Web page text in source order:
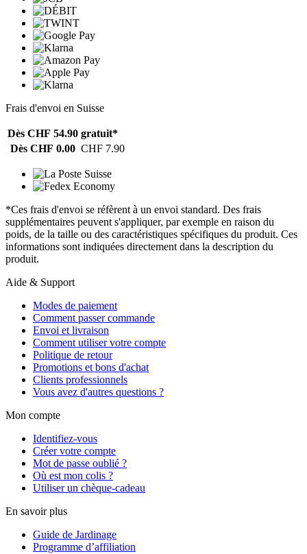
Frais d'envoi en Suisse
Dès CHF 54.90 gratuit*
Dès CHF 0.00 CHF 7.90
*Ces frais d'envoi se réfèrent à un envoi standard. Des frais
supplémentaires peuvent s'appliquer, par exemple en raison du
poids, de la taille ou des caractéristiques spécifiques du produit. Ces
informations sont indiquées directement dans la description du
produit.
Aide & Support
Modes de paiement
Comment passer commande
Envoi et livraison
Comment utiliser votre compte
Politique de retour
Promotions et bons d'achat
Clients professionnels
Vous avez d'autres questions ?
Mon compte
Identifiez-vous
Créer votre compte
Mot de passe oublié ?
Où est mon colis ?
Utiliser un chèque-cadeau
En savoir plus
Guide de Jardinage
Programme d’affiliation